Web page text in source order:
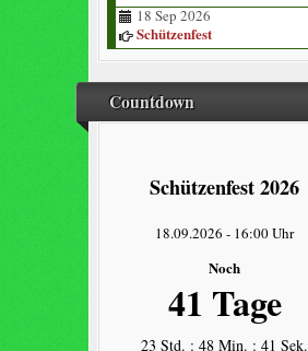
18 Sep 2026
Schützenfest
Countdown
Schützenfest 2026
18.09.2026 - 16:00 Uhr
Noch
41 Tage
23 Std. : 48 Min. : 40 Sek.